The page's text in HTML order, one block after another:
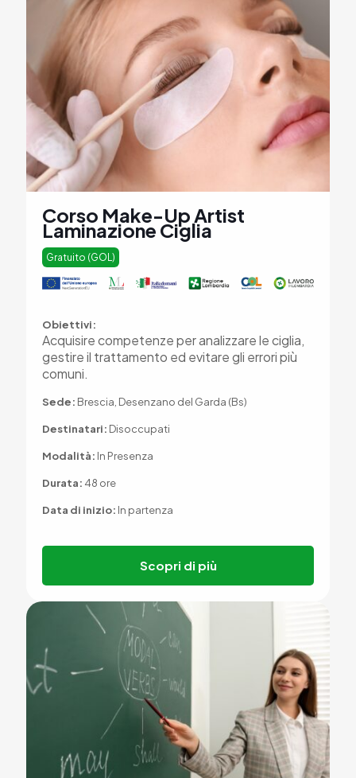
Corso Make-Up Artist
Laminazione Ciglia
Gratuito (GOL)
Obiettivi:
Acquisire competenze per analizzare le ciglia,
gestire il trattamento ed evitare gli errori più
comuni.
Sede: Brescia, Desenzano del Garda (Bs)
Destinatari: Disoccupati
Modalità: In Presenza
Durata: 48 ore
Data di inizio: In partenza
Scopri di più